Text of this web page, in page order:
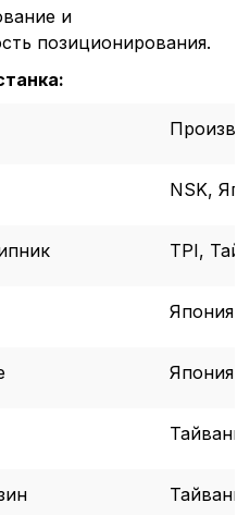
и
позиционирования.
NSK,
TPI,
Япония-
Япония-